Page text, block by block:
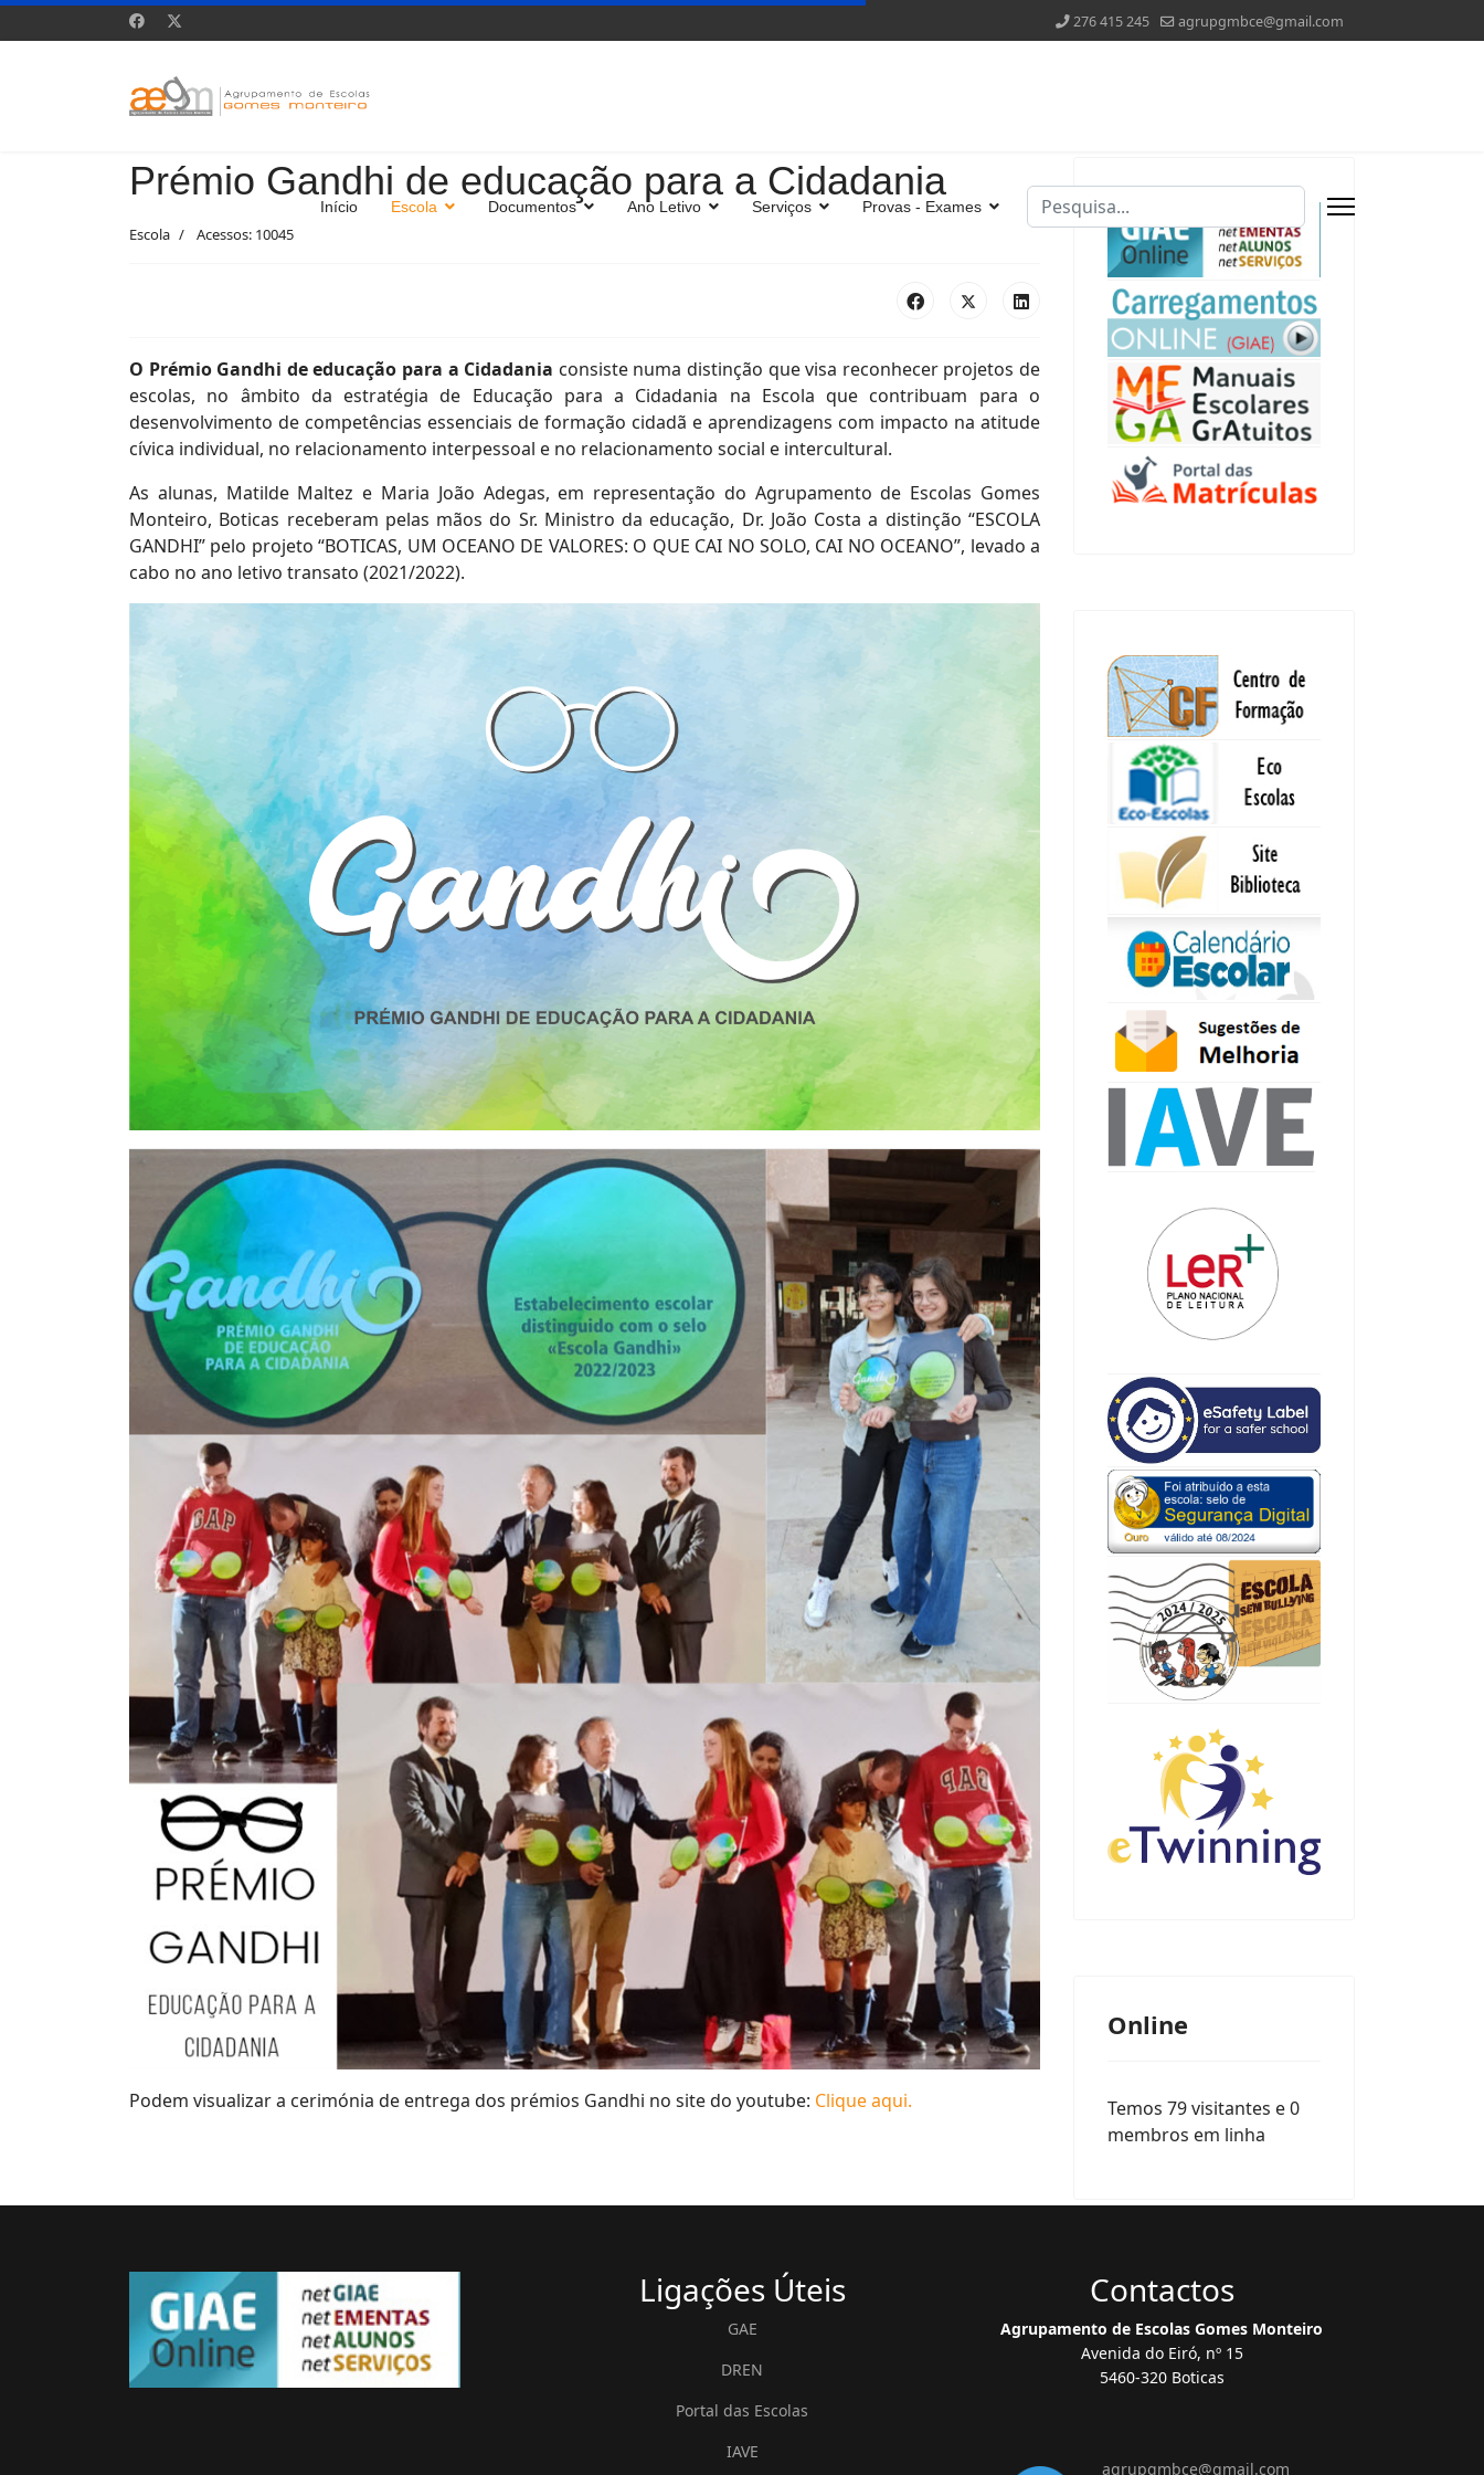
276 415 245 agrupgmbce@gmail.com
Início Escola Documentos Ano Letivo Serviços Provas - Exames
Pesquisar
Type 2 or more characters for results.
Prémio Gandhi de educação para a Cidadania
Escola Acessos: 10045
O Prémio Gandhi de educação para a Cidadania consiste numa distinção que visa reconhecer projetos de
escolas, no âmbito da estratégia de Educação para a Cidadania na Escola que contribuam para o
desenvolvimento de competências essenciais de formação cidadã e aprendizagens com impacto na atitude
cívica individual, no relacionamento interpessoal e no relacionamento social e intercultural.
As alunas, Matilde Maltez e Maria João Adegas, em representação do Agrupamento de Escolas Gomes
Monteiro, Boticas receberam pelas mãos do Sr. Ministro da educação, Dr. João Costa a distinção “ESCOLA
GANDHI” pelo projeto “BOTICAS, UM OCEANO DE VALORES: O QUE CAI NO SOLO, CAI NO OCEANO”, levado a
cabo no ano letivo transato (2021/2022).
Podem visualizar a cerimónia de entrega dos prémios Gandhi no site do youtube: Clique aqui.
Online
Temos 79 visitantes e 0
membros em linha
LigaçõesÚteis
GAE
DREN
Portal das Escolas
IAVE
Contactos
Agrupamento de Escolas Gomes Monteiro
Avenida do Eiró, nº 15
5460-320 Boticas
agrupgmbce@gmail.com